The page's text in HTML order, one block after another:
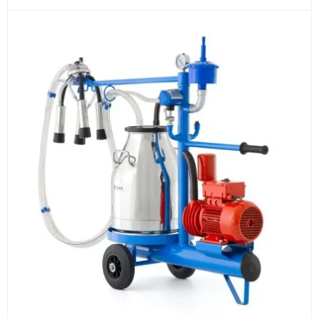
Подбираем оборудование, рассчитываем
стоимость товара и ориентировочную стоимость
доставки.
Счёт и оплата
Согласовываем условия, готовим счёт, договор
или спецификацию и принимаем оплату по
реквизитам.